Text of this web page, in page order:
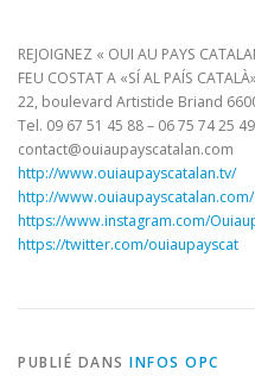
REJOIGNEZ « OUI AU PAYS
FEU COSTAT A «SÍ AL PAÍS
22, boulevard Artistide Briand
Tel. 09 67 51 45 88 – 06 75 74 25 49
contact@ouiaupayscatalan.com
http://www.ouiaupayscatalan.tv/
http://www.ouiaupayscatalan.com/
https://www.instagram.com/
https://twitter.com/ouiaupayscat
PUBLIÉ DANS INFOS OPC